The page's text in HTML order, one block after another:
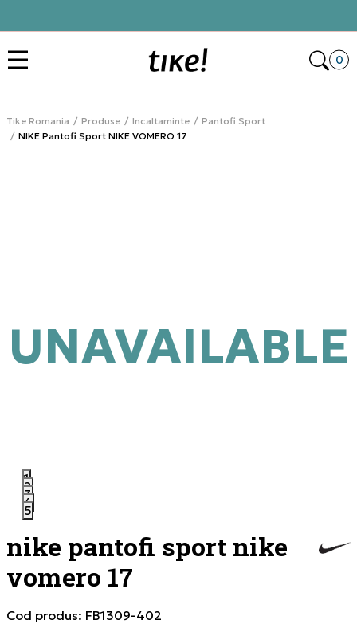
0
Tike Romania Produse Incaltaminte
Pantofi Sport
NIKE Pantofi Sport NIKE VOMERO 17
1
2
3
4
5
UNAVAILABLE
nike pantofi sport nike
vomero 17
Cod produs: FB1309-402